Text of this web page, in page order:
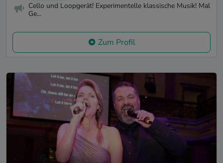
Cello und Loopgerät! Experimentelle klassische Musik! Mal
Ge...
Zum Profil